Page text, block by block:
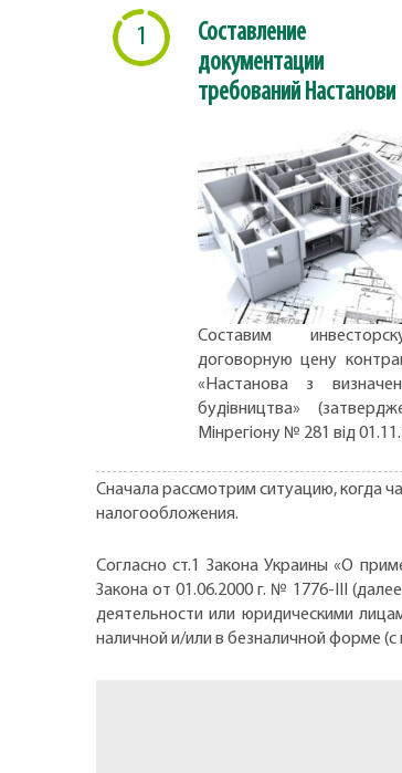
1
Составление
документации
требований Настанови
Составим
договорную цену
«Настанова з
будівництва»
Мінрегіону № 281 від
Сначала рассмотрим ситуацию, когда
налогообложения.
Согласно ст.1 Закона Украины «О
Закона от 01.06.2000 г. № 1776-III
деятельности или юридическими
наличной и/или в безналичной форме